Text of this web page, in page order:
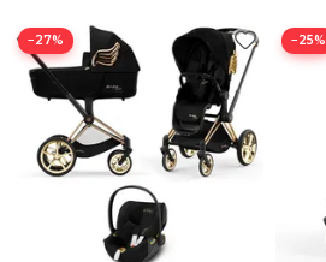
−27% −25%